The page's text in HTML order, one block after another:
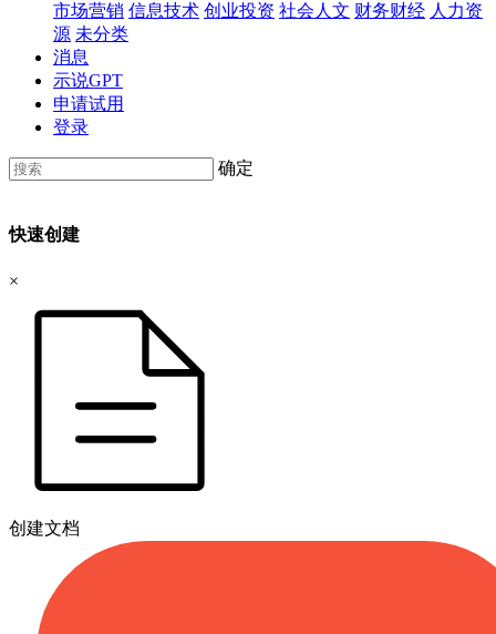
市场营销 信息技术 创业投资 社会人文 财务财经 人力资
源 未分类
消息
示说GPT
申请试用
登录
确定
快速创建
×
创建文档